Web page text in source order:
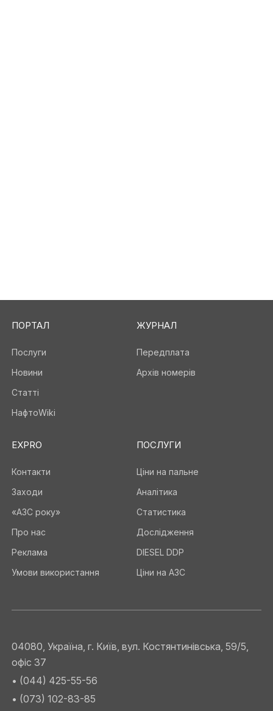
ПОРТАЛ
Послуги
Новини
Статті
НафтоWiki
ЖУРНАЛ
Передплата
Архів номерів
EXPRO
Контакти
Заходи
«АЗС року»
Про нас
Реклама
Умови використання
ПОСЛУГИ
Ціни на пальне
Аналітика
Статистика
Дослідження
DIESEL DDP
Ціни на АЗС
04080, Україна, г. Київ, вул. Костянтинівська, 59/5,
офіс 37
• (044) 425-55-56
• (073) 102-83-85